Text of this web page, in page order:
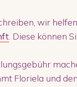
wir
. Diese können
Floriela und